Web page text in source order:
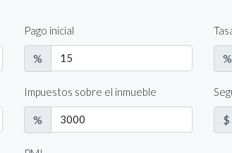
Pago inicial
% %
Impuestos sobre el inmueble
% $